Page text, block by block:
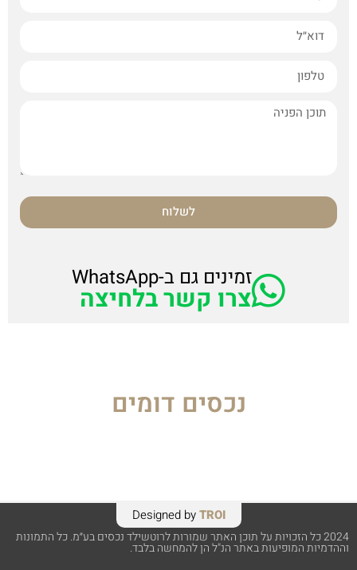
לשלוח
זמינים גם ב-WhatsApp
צרו קשר בלחיצה
נכסים דומים
2024 כל הזכויות על תוכן האתר שמורות לרוטשילד נכסים בע״מ. כל התמונות
וההדמיות המופיעות באתר הנ"ל הן להמחשה בלבד.
Designed byTROI